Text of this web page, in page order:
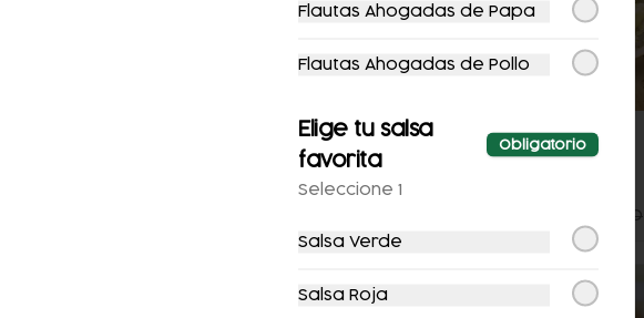
Combo Toño
Toñosuizas
$158.00
12%
Flautas Ahogadas de Papa
Flautas Ahogadas de Pollo
Elige tu salsa
favorita
Obligatorio
Seleccione 1
Salsa Verde
Salsa Roja